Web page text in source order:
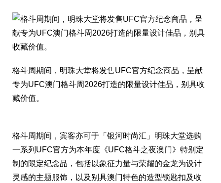
格斗周期间，明珠大堂将发售UFC官方纪念商品，呈献
专为UFC澳门格斗周2026打造的限量设计佳品，别具收
藏价值。
格斗周期间，宾客亦可于「银河时尚汇」明珠大堂选购
一系列UFC官方为本年度《UFC格斗之夜澳门》特别定
制的限定纪念品，包括以象征力量与荣耀的金龙为设计
灵感的主题服饰，以及别具澳门特色的造型锁匙扣及收